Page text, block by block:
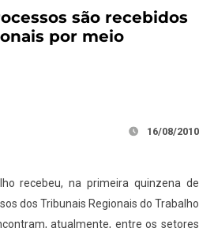
são recebidos
por meio
16/08/2010
recebeu, na primeira quinzena de
dos Tribunais Regionais do Trabalho
atualmente, entre os setores